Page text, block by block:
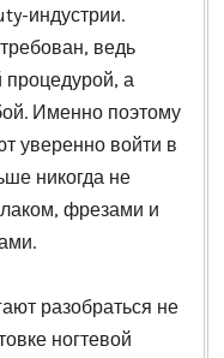
индустрии.
ведь
процедурой, а
Именно поэтому
уверенно войти в
никогда не
фрезами и
разобраться не
ногтевой